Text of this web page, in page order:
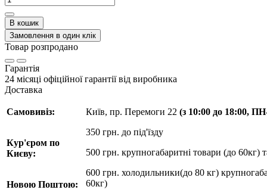
В кошик
Замовлення в один клік
Товар розпродано
Гарантія
24 місяці офіційної гарантії від виробника
Доставка
Самовивіз:
Кур'єром по
Києву:
Новою Поштою:
Київ, пр. Перемоги 22 (з 10:00 до 18:00,
350 грн. до під'їзду
500 грн. крупногабаритні товари (до 60кг)
600 грн. холодильники(до 80 кг)
60кг)